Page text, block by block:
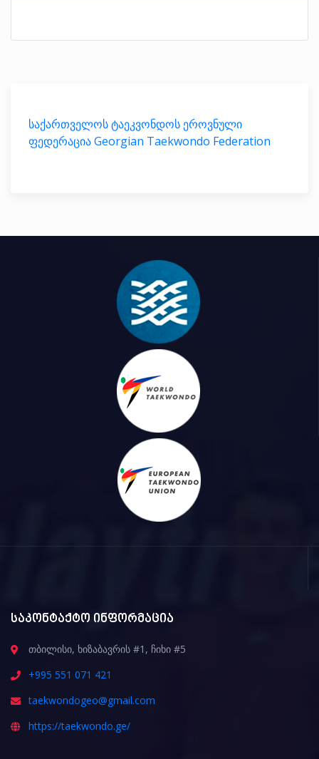
საქართველოს ტაეკვონდოს ეროვნული
ფედერაცია Georgian Taekwondo Federation
საკონტაქტო ინფორმაცია
თბილისი, ხიზაბავრის #1, ჩიხი #5
+995 551 071 421
taekwondogeo@gmail.com
https://taekwondo.ge/